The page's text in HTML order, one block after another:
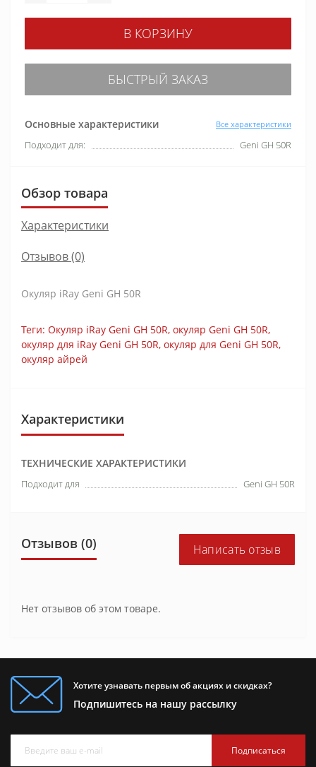
Основные характеристики Все характеристики
Подходит для: Geni GH 50R
В КОРЗИНУ
БЫСТРЫЙ ЗАКАЗ
Обзор товара
Характеристики
Отзывов (0)
Окуляр iRay Geni GH 50R
Теги: Окуляр iRay Geni GH 50R, окуляр Geni GH 50R,
окуляр для iRay Geni GH 50R, окуляр для Geni GH 50R,
окуляр айрей
Характеристики
ТЕХНИЧЕСКИЕ ХАРАКТЕРИСТИКИ
Подходит для Geni GH 50R
Отзывов (0) Написать отзыв
Нет отзывов об этом товаре.
Хотите узнавать первым об акциях и скидках?
Подпишитесь на нашу рассылку
Подписаться